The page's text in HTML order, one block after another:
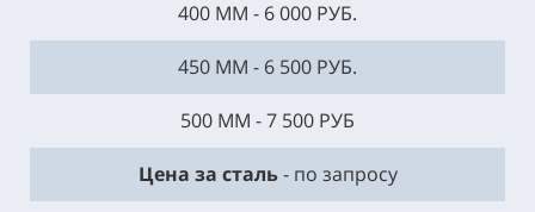
400 ММ - 6 000 РУБ.
450 ММ - 6 500 РУБ.
500 ММ - 7 500 РУБ
Цена за сталь- по запросу